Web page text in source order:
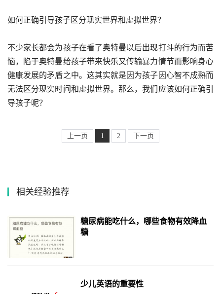
如何正确引导孩子区分现实世界和虚拟世界？
不少家长都会为孩子在看了奥特曼以后出现打斗的行为而苦
恼，陷于奥特曼给孩子带来快乐又传输暴力情节而影响身心
健康发展的矛盾之中。这其实就是因为孩子因心智不成熟而
无法区分现实时间和虚拟世界。那么，我们应该如何正确引
导孩子呢？
上一页 1 2 下一页
相关经验推荐
糖尿病能吃什么，哪些食物有效降血
糖
少儿英语的重要性